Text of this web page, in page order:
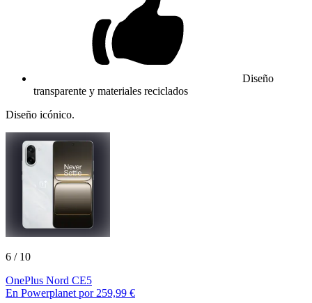
Diseño
transparente y materiales reciclados
Diseño icónico.
6 / 10
OnePlus Nord CE5
En Powerplanet por 259,99 €